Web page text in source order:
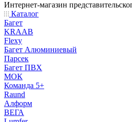
Интернет-магазин
Каталог
Багет
KRAAB
Flexy
Багет Алюминиевый
Парсек
Багет ПВХ
МОК
Команда 5+
Raund
Алформ
ВЕГА